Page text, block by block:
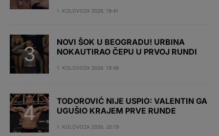
1. KOLOVOZA 2026. 19:41
NOVI ŠOK U BEOGRADU! URBINA
NOKAUTIRAO ČEPU U PRVOJ RUNDI
1. KOLOVOZA 2026. 19:49
TODOROVIĆ NIJE USPIO: VALENTIN GA
UGUŠIO KRAJEM PRVE RUNDE
1. KOLOVOZA 2026. 20:19